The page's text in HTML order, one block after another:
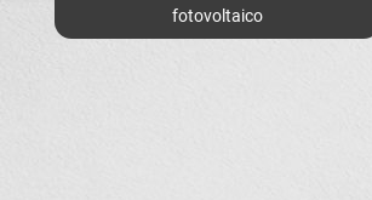
fotovoltaico